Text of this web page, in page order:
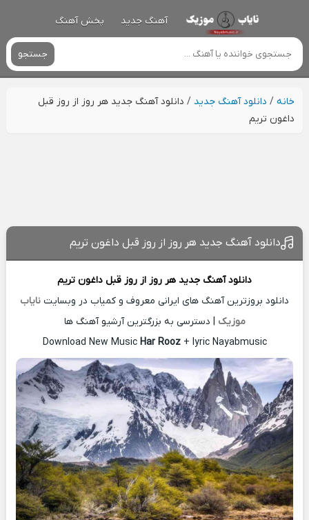
آهنگ جدید پخش آهنگ
جستجو
خانه/ دانلود آهنگ جدید / دانلود آهنگ جدید هر روز از روز قبل
داغون تریم
دانلود آهنگ جدید هر روز از روز قبل داغون تریم
دانلود آهنگ جدید هر روز از روز قبل داغون تریم
دانلود بروزترین آهنگ های ایرانی معروف و کمیاب در وبسایت نایاب
موزیک | دسترسی به بزرگترین آرشیو آهنگ ها
Download New Music Har Rooz+ lyric Nayabmusic